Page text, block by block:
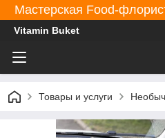
Мастерская Food-
Vitamin Buket
Товары и услуги